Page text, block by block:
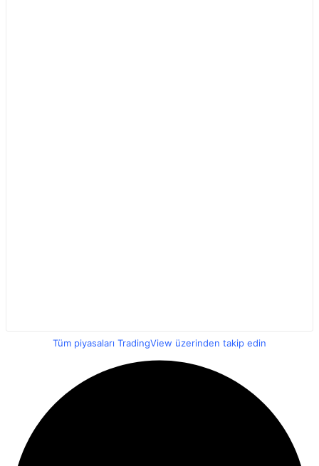
Tüm piyasaları TradingView üzerinden takip edin